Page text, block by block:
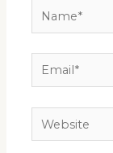
Name*
Email*
Website